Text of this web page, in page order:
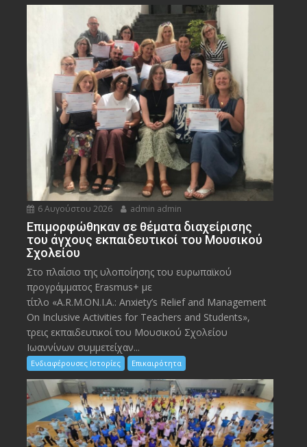
6 Αυγούστου 2026 admin admin
Eπιμορφώθηκαν σε θέματα διαχείρισης
του άγχους εκπαιδευτικοί του Μουσικού
Σχολείου
Στο πλαίσιο της υλοποίησης του ευρωπαϊκού
προγράμματος Erasmus+ με
τίτλο «A.R.M.ON.I.A.: Anxiety’s Relief and Management
On Inclusive Activities for Teachers and Students»,
τρεις εκπαιδευτικοί του Μουσικού Σχολείου
Ιωαννίνων συμμετείχαν...
Ενδιαφέρουσες Ιστορίες Επικαιρότητα